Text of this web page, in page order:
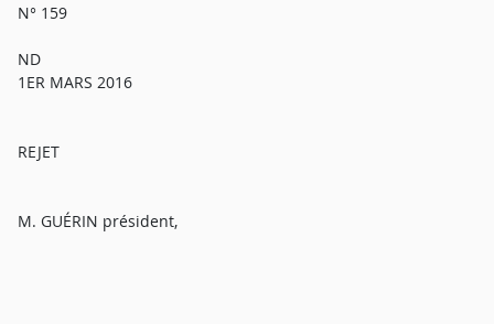
N° 159
ND
1ER MARS 2016
REJET
M. GUÉRIN président,